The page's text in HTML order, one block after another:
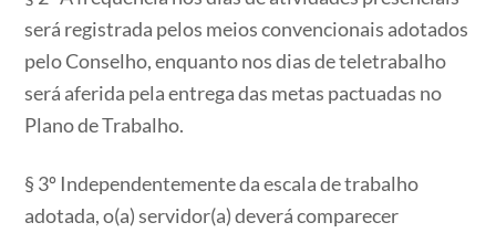
será registrada pelos meios convencionais adotados
pelo Conselho, enquanto nos dias de teletrabalho
será aferida pela entrega das metas pactuadas no
Plano de Trabalho.
§ 3º Independentemente da escala de trabalho
adotada, o(a) servidor(a) deverá comparecer